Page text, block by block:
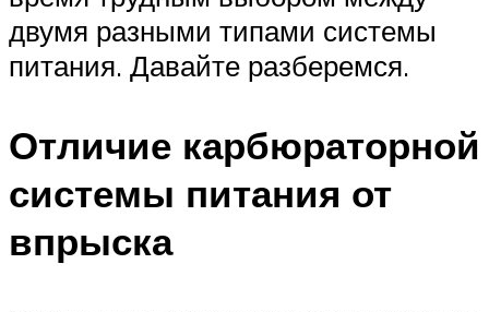
двумя разными типами системы
питания. Давайте разберемся.
Отличие карбюраторной
системы питания от
впрыска